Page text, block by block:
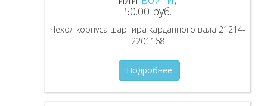
50.00 руб.
Чехол корпуса шарнира карданного вала 21214-
2201168
Подробнее